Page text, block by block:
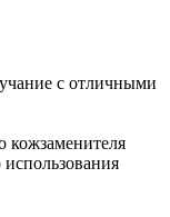
с отличными
кожзаменителя